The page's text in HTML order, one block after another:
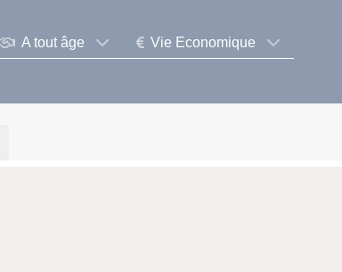
A tout âge Vie Economique